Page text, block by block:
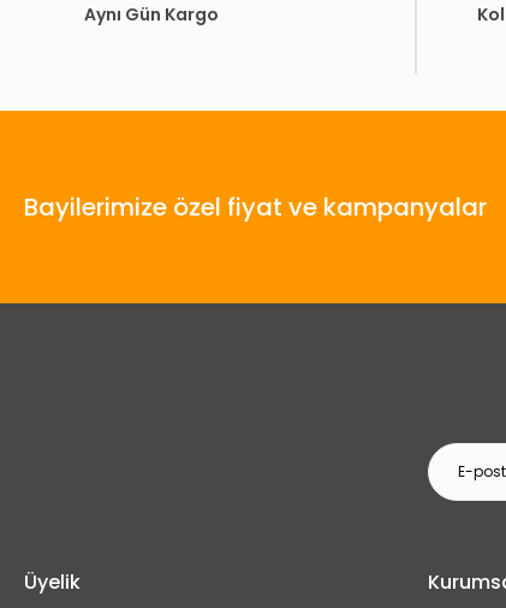
Aynı Gün Kargo
Bayilerimize özel fiyat ve kampanyalar
Üyelik